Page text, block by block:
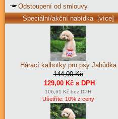
Odstoupení od smlouvy
Speciální/akční nabídka [více]
Hárací kalhotky pro psy Jahůdka
144,00 Kč
129,00 Kč s DPH
106,61 Kč bez DPH
Ušetříte: 10% z ceny